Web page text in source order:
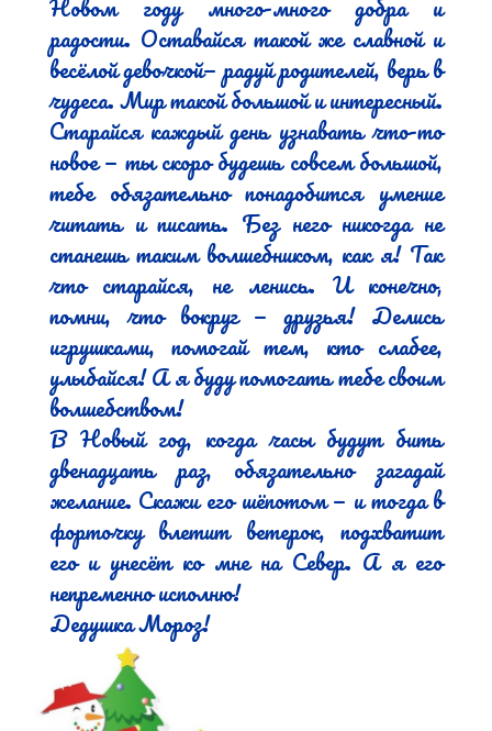
радости. Оставайся такой же славной и
весёлой девочкой— радуй родителей, верь в
чудеса. Мир такой большой и интересный.
Старайся каждый день узнавать что-то
новое — ты скоро будешь совсем большой,
тебе обязательно понадобится умение
читать и писать. Без него никогда не
станешь таким волшебником, как я! Так
что старайся, не ленись. И конечно,
помни, что вокруг — друзья! Делись
игрушками, помогай тем, кто слабее,
улыбайся! А я буду помогать тебе своим
волшебством!
В Новый год, когда часы будут бить
двенадцать раз, обязательно загадай
желание. Скажи его шёпотом — и тогда в
форточку влетит ветерок, подхватит
его и унесёт ко мне на Север. А я его
непременно исполню!
Дедушка Мороз!